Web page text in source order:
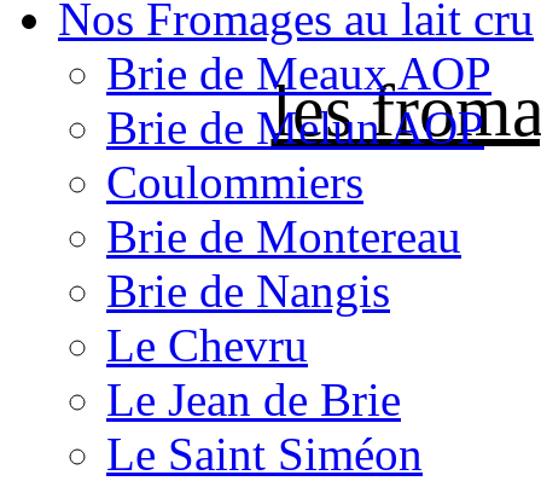
les
Nos Fromages au lait cru
Brie de Meaux AOP
Brie de Melun AOP
Coulommiers
Brie de Montereau
Brie de Nangis
Le Chevru
Le Jean de Brie
Le Saint Siméon